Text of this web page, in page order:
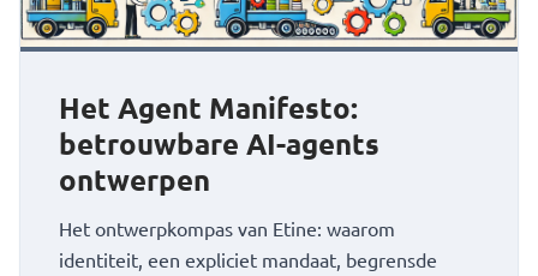
Het Agent Manifesto:
betrouwbare AI-agents
ontwerpen
Het ontwerpkompas van Etine: waarom
identiteit, een expliciet mandaat, begrensde